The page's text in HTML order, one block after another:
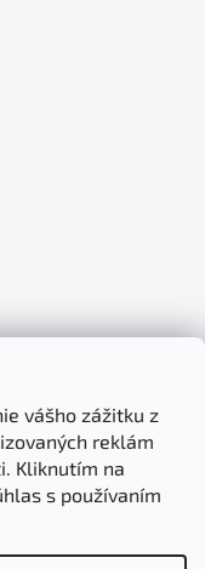
vášho zážitku z
reklám
Kliknutím na
s používaním